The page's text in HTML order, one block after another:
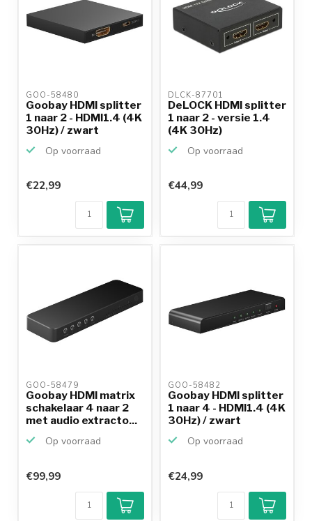
GOO-58480
Goobay HDMI splitter
1 naar 2 - HDMI1.4 (4K
30Hz) / zwart
Op voorraad
€22,99
DLCK-87701
DeLOCK HDMI splitter
1 naar 2 - versie 1.4
(4K 30Hz)
Op voorraad
€44,99
GOO-58479
Goobay HDMI matrix
schakelaar 4 naar 2
met audio extracto...
Op voorraad
€99,99
GOO-58482
Goobay HDMI splitter
1 naar 4 - HDMI1.4 (4K
30Hz) / zwart
Op voorraad
€24,99